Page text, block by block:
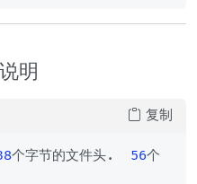
明
个字节的文件头. 56个
复制